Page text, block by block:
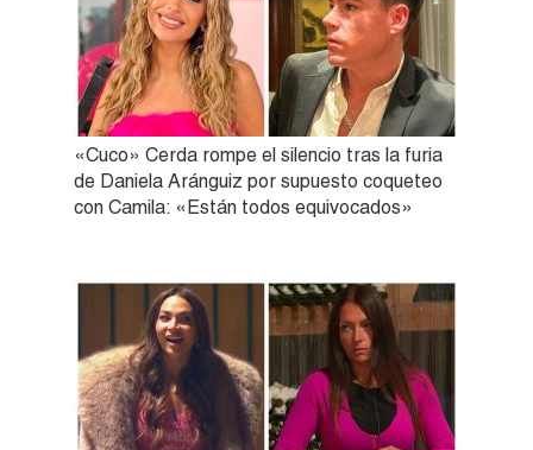
«Cuco» Cerda rompe el silencio tras la furia
de Daniela Aránguiz por supuesto coqueteo
con Camila: «Están todos equivocados»